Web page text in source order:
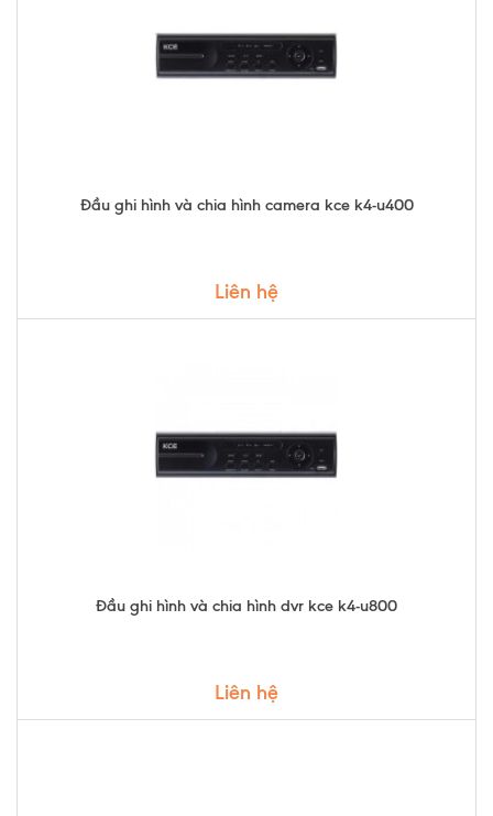
Đầu ghi hình và chia hình camera kce k4-u400
Liên hệ
Đầu ghi hình và chia hình dvr kce k4-u800
Liên hệ